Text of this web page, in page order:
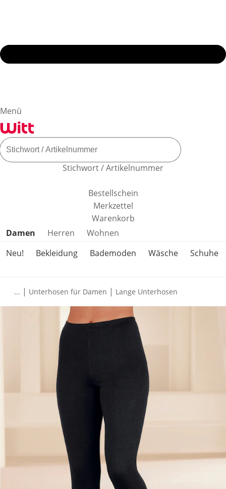
Menü
Stichwort / Artikelnummer
Bestellschein
Merkzettel
Warenkorb
Produktkategorien überspringen
Damen Herren
Wohnen
Neu!
Bekleidung Bademoden Wäsche Schuhe
... | Unterhosen für Damen | Lange Unterhosen